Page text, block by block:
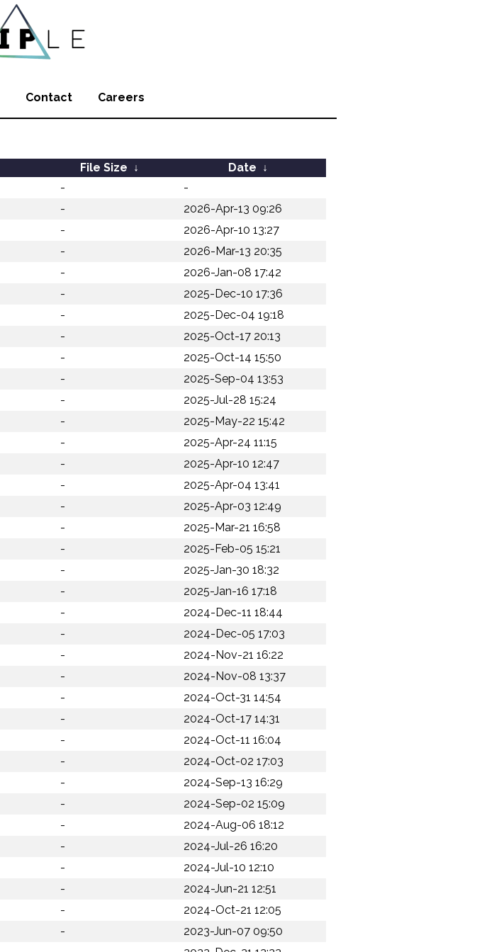
Contact Careers
File Size ↓ Date ↓
-
-
-
2026-Apr-13 09:26
-
2026-Apr-10 13:27
-
2026-Mar-13 20:35
-
2026-Jan-08 17:42
-
2025-Dec-10 17:36
-
2025-Dec-04 19:18
-
2025-Oct-17 20:13
-
2025-Oct-14 15:50
-
2025-Sep-04 13:53
-
2025-Jul-28 15:24
-
2025-May-22 15:42
-
2025-Apr-24 11:15
-
2025-Apr-10 12:47
-
2025-Apr-04 13:41
-
2025-Apr-03 12:49
-
2025-Mar-21 16:58
-
2025-Feb-05 15:21
-
2025-Jan-30 18:32
-
2025-Jan-16 17:18
-
2024-Dec-11 18:44
-
2024-Dec-05 17:03
-
2024-Nov-21 16:22
-
2024-Nov-08 13:37
-
2024-Oct-31 14:54
-
2024-Oct-17 14:31
-
2024-Oct-11 16:04
-
2024-Oct-02 17:03
-
2024-Sep-13 16:29
-
2024-Sep-02 15:09
-
2024-Aug-06 18:12
-
2024-Jul-26 16:20
-
2024-Jul-10 12:10
-
2024-Jun-21 12:51
-
2024-Oct-21 12:05
-
2023-Jun-07 09:50